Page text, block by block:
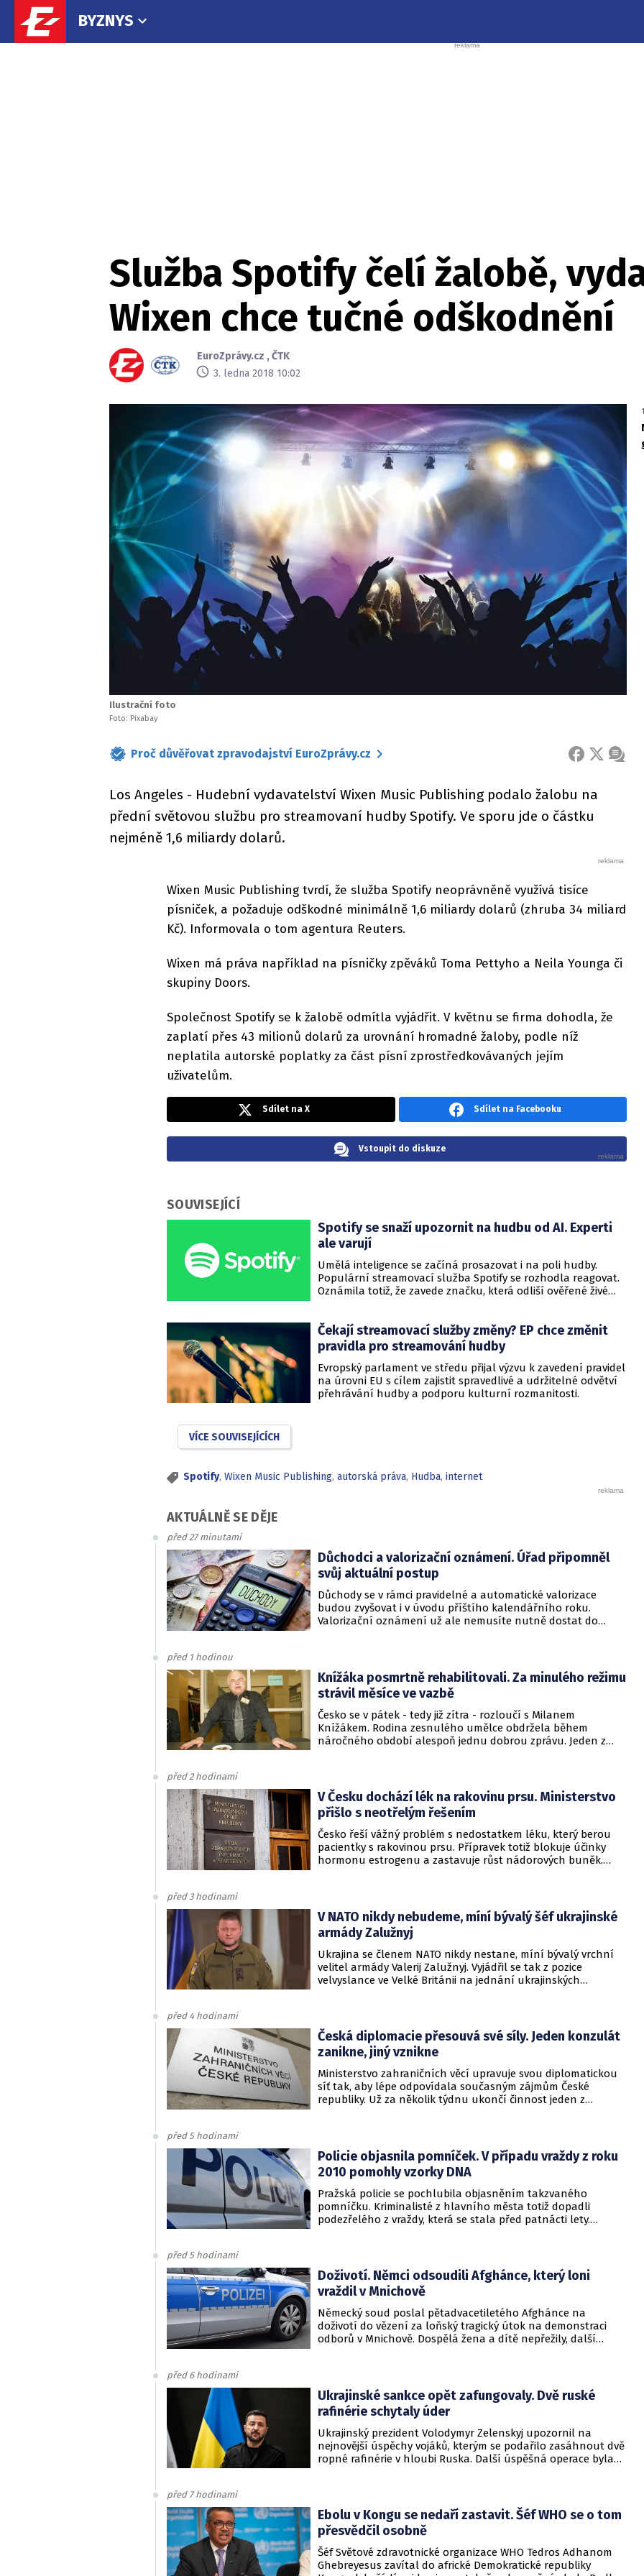
BYZNYS
Služba Spotify čelí žalobě,
Wixen chce tučné odškodnění
EuroZprávy.cz ,ČTK
3. ledna 2018 10:02
Ilustrační foto
Foto: Pixabay
Proč důvěřovat zpravodajství EuroZprávy.cz FACEBOOK
X
Los Angeles - Hudební vydavatelství Wixen Music Publishing podalo žalobu na
přední světovou službu pro streamovaní hudby Spotify. Ve sporu jde o částku
nejméně 1,6 miliardy dolarů.
Wixen Music Publishing tvrdí, že služba Spotify neoprávněně využívá tisíce
písniček, a požaduje odškodné minimálně 1,6 miliardy dolarů (zhruba 34 miliard
Kč). Informovala o tom agentura Reuters.
Wixen má práva například na písničky zpěváků Toma Pettyho a Neila Younga či
skupiny Doors.
Společnost Spotify se k žalobě odmítla vyjádřit. V květnu se firma dohodla, že
zaplatí přes 43 milionů dolarů za urovnání hromadné žaloby, podle níž
neplatila autorské poplatky za část písní zprostředkovávaných jejím
uživatelům.
Sdílet na X Sdílet na Facebooku
Vstoupit do diskuze
SOUVISEJÍCÍ
Spotify se snaží upozornit na hudbu od AI. Experti
ale varují
Umělá inteligence se začíná prosazovat i na poli hudby.
Populární streamovací služba Spotify se rozhodla reagovat.
Oznámila totiž, že zavede značku, která odliší ověřené živé
Čekají streamovací služby změny? EP chce změnit
pravidla pro streamování hudby
Evropský parlament ve středu přijal výzvu k zavedení pravidel
na úrovni EU s cílem zajistit spravedlivé a udržitelné odvětví
přehrávání hudby a podporu kulturní rozmanitosti.
VÍCE SOUVISEJÍCÍCH
Spotify, Wixen Music Publishing, autorská práva, Hudba, internet
AKTUÁLNĚ SE DĚJE
před 27 minutami
Důchodci a valorizační oznámení. Úřad připomněl
svůj aktuální postup
Důchody se v rámci pravidelné a automatické valorizace
budou zvyšovat i v úvodu příštího kalendářního roku.
Valorizační oznámení už ale nemusíte nutně dostat do
před 1 hodinou
Knížáka posmrtně rehabilitovali. Za minulého režimu
strávil měsíce ve vazbě
Česko se v pátek - tedy již zítra - rozloučí s Milanem
Knížákem. Rodina zesnulého umělce obdržela během
náročného období alespoň jednu dobrou zprávu. Jeden z
před 2 hodinami
V Česku dochází lék na rakovinu prsu. Ministerstvo
přišlo s neotřelým řešením
Česko řeší vážný problém s nedostatkem léku, který berou
pacientky s rakovinou prsu. Přípravek totiž blokuje účinky
hormonu estrogenu a zastavuje růst nádorových buněk.
před 3 hodinami
V NATO nikdy nebudeme, míní bývalý šéf ukrajinské
armády Zalužnyj
Ukrajina se členem NATO nikdy nestane, míní bývalý vrchní
velitel armády Valerij Zalužnyj. Vyjádřil se tak z pozice
velvyslance ve Velké Británii na jednání ukrajinských
před 4 hodinami
Česká diplomacie přesouvá své síly. Jeden konzulát
zanikne, jiný vznikne
Ministerstvo zahraničních věcí upravuje svou diplomatickou
síť tak, aby lépe odpovídala současným zájmům České
republiky. Už za několik týdnu ukončí činnost jeden z
před 5 hodinami
Policie objasnila pomníček. V případu vraždy z roku
2010 pomohly vzorky DNA
Pražská policie se pochlubila objasněním takzvaného
pomníčku. Kriminalisté z hlavního města totiž dopadli
podezřelého z vraždy, která se stala před patnácti lety.
před 5 hodinami
Doživotí. Němci odsoudili Afghánce, který loni
vraždil v Mnichově
Německý soud poslal pětadvacetiletého Afghánce na
doživotí do vězení za loňský tragický útok na demonstraci
odborů v Mnichově. Dospělá žena a dítě nepřežily, další
před 6 hodinami
Ukrajinské sankce opět zafungovaly. Dvě ruské
rafinérie schytaly úder
Ukrajinský prezident Volodymyr Zelenskyj upozornil na
nejnovější úspěchy vojáků, kterým se podařilo zasáhnout dvě
ropné rafinérie v hloubi Ruska. Další úspěšná operace byla
před 7 hodinami
Ebolu v Kongu se nedaří zastavit. Šéf WHO se o tom
přesvědčil osobně
Šéf Světové zdravotnické organizace WHO Tedros Adhanom
Ghebreyesus zavítal do africké Demokratické republiky